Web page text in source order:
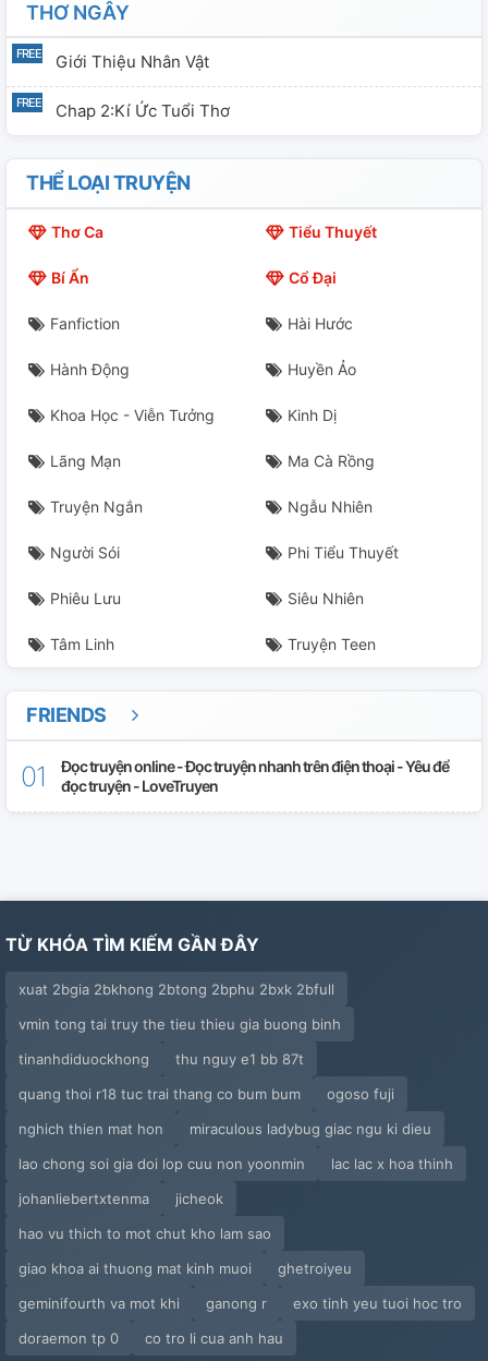
THƠ NGÂY
Giới Thiệu Nhân Vật
Chap 2:Kí Ức Tuổi Thơ
THỂ LOẠI TRUYỆN
Thơ Ca Tiểu Thuyết
Bí Ẩn Cổ Đại
Fanfiction Hài Hước
Hành Động Huyền Ảo
Khoa Học - Viễn Tưởng Kinh Dị
Lãng Mạn Ma Cà Rồng
Truyện Ngắn Ngẫu Nhiên
Người Sói Phi Tiểu Thuyết
Phiêu Lưu Siêu Nhiên
Tâm Linh Truyện Teen
FRIENDS
Đọc truyện online - Đọc truyện nhanh trên điện thoại - Yêu để
đọc truyện - LoveTruyen
TỪ KHÓA TÌM KIẾM GẦN ĐÂY
xuat 2bgia 2bkhong 2btong 2bphu 2bxk 2bfull
vmin tong tai truy the tieu thieu gia buong binh
tinanhdiduockhong
thu nguy e1 bb 87t
quang thoi r18 tuc trai thang co bum bum
ogoso fuji
nghich thien mat hon
miraculous ladybug giac ngu ki dieu
lao chong soi gia doi lop cuu non yoonmin
lac lac x hoa thinh
johanliebertxtenma
jicheok
hao vu thich to mot chut kho lam sao
giao khoa ai thuong mat kinh muoi
ghetroiyeu
geminifourth va mot khi
ganong r
exo tinh yeu tuoi hoc tro
doraemon tp 0
co tro li cua anh hau